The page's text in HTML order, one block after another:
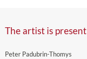
The artist is present
Peter Padubrin-Thomys